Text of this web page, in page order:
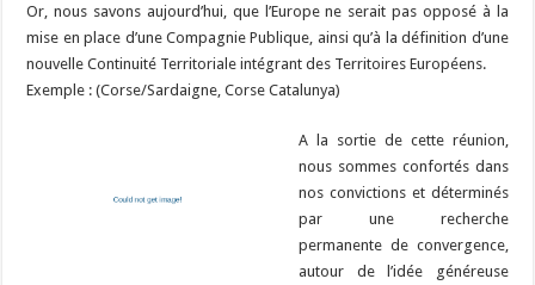
Or, nous savons aujourd’hui, que l’Europe ne serait pas opposé à la
mise en place d’une Compagnie Publique, ainsi qu’à la définition d’une
nouvelle Continuité Territoriale intégrant des Territoires Européens.
Exemple : (Corse/Sardaigne, Corse Catalunya)
A la sortie de cette réunion,
nous sommes confortés dans
nos convictions et déterminés
par une recherche
permanente de convergence,
autour de l’idée généreuse